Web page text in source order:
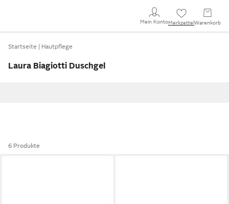
Mein KontoMerkzettel Warenkorb
Startseite Hautpflege
Laura Biagiotti Duschgel
6 Produkte